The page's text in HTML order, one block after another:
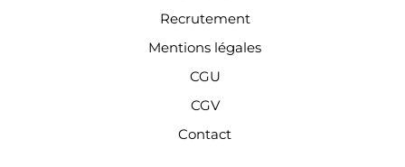
Recrutement
Mentions légales
CGU
CGV
Contact